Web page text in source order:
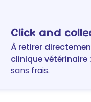
Click and
À retirer
clinique vétérinaire :
sans frais.